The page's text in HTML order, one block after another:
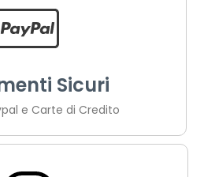
Sicuri
e Carte di Credito